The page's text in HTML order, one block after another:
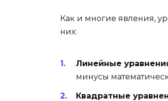
Как и многие явления,
них:
Линейные
минусы
Квадратные